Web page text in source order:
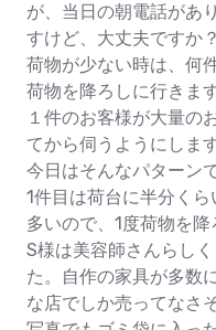
が、当日の朝電話があ
すけど、大丈夫ですか
荷物が少ない時は、何
荷物を降ろしに行きます
１件のお客様が大量の
てから伺うようにします
今日はそんなパターン
1件目は荷台に半分く
多いので、1度荷物を降
S様は美容師さんらし
た。自作の家具が多数
な店でしか売ってなさ